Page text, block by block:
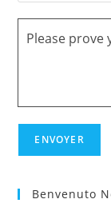
Please prove
Benvenuto